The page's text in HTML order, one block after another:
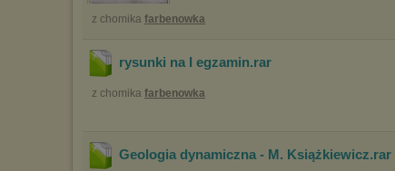
dokonując odpowiednich zmian w ustawieniach przeglądarki
internetowej.
Pełną informację na ten temat znajdziesz pod adresem
http://chomikuj.pl/PolitykaPrywatnosci.aspx.
z chomika farbenowka
rysunki na I egzamin.rar
z chomika farbenowka
Geologia dynamiczna - M. Książkiewicz.rar